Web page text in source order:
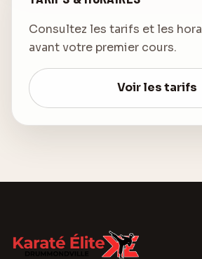
Consultez les tarifs et les
avant votre premier cours.
Voir les tarifs